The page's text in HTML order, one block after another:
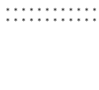
＊＊＊＊＊＊＊＊＊＊＊
＊＊＊＊＊＊＊＊＊＊＊＊